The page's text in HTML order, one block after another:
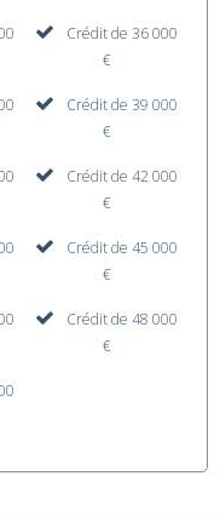
Crédit de 36 000
€
Crédit de 39 000
€
Crédit de 42 000
€
Crédit de 45 000
€
Crédit de 48 000
€